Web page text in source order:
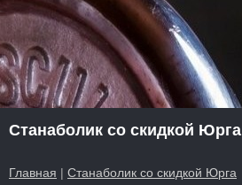
Станаболик со скидкой Юрга
Главная | Станаболик со скидкой Юрга